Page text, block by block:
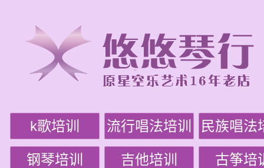
k歌培训 流行唱法培训 民族唱法
钢琴培训 吉他培训 古筝培